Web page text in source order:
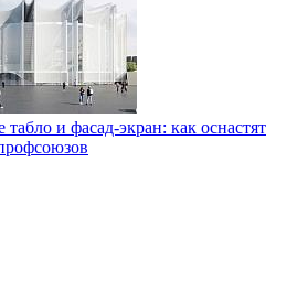
табло и фасад-экран: как оснастят